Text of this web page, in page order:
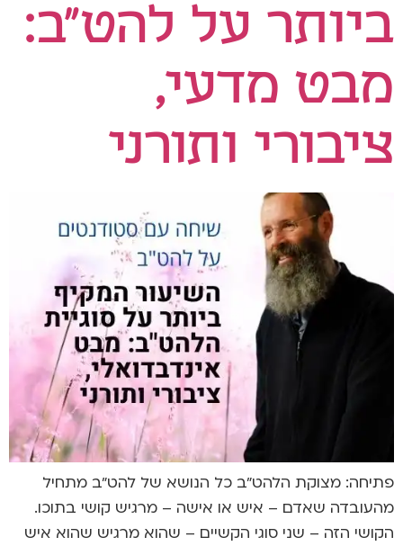
ביותר על להט"ב:
מבט מדעי,
ציבורי ותורני
פתיחה: מצוקת הלהט"ב כל הנושא של להט"ב מתחיל
מהעובדה שאדם – איש או אישה – מרגיש קושי בתוכו.
הקושי הזה – שני סוגי הקשיים – שהוא מרגיש שהוא איש